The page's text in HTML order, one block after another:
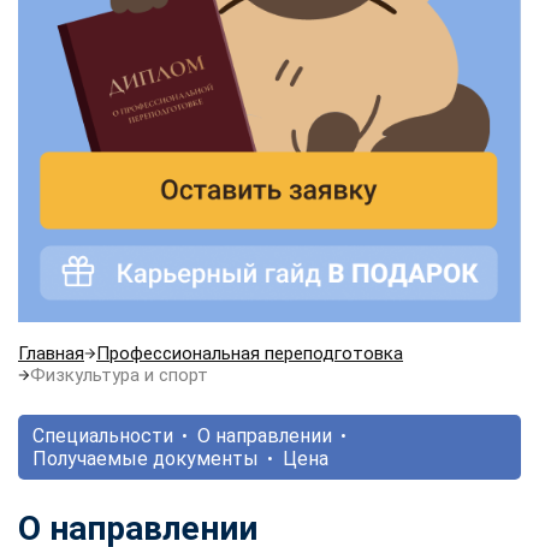
Главная
Профессиональная переподготовка
Физкультура и спорт
Специальности
О направлении
Получаемые документы
Цена
О направлении